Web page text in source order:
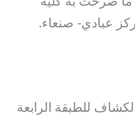
عبادي- صنعاء.
للطبقة الرابعة